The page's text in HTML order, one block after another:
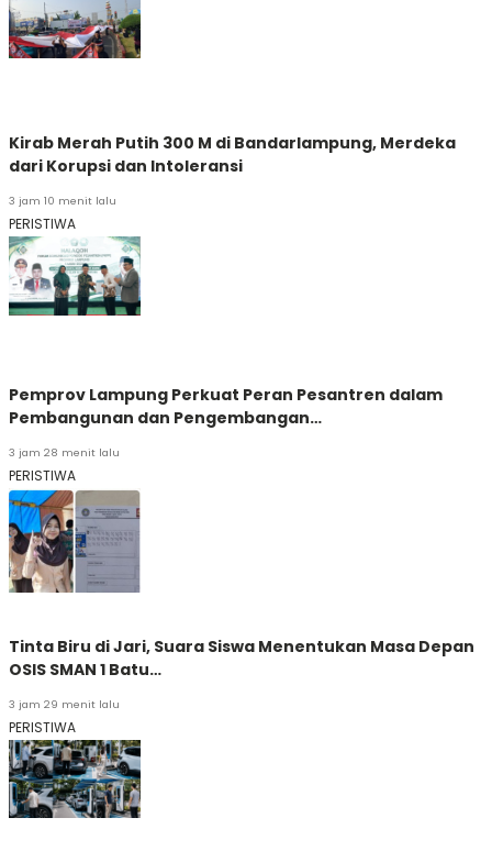
Kirab Merah Putih 300 M di Bandarlampung, Merdeka
dari Korupsi dan Intoleransi
3 jam 10 menit lalu
PERISTIWA
Pemprov Lampung Perkuat Peran Pesantren dalam
Pembangunan dan Pengembangan…
3 jam 28 menit lalu
PERISTIWA
Tinta Biru di Jari, Suara Siswa Menentukan Masa Depan
OSIS SMAN 1 Batu…
3 jam 29 menit lalu
PERISTIWA